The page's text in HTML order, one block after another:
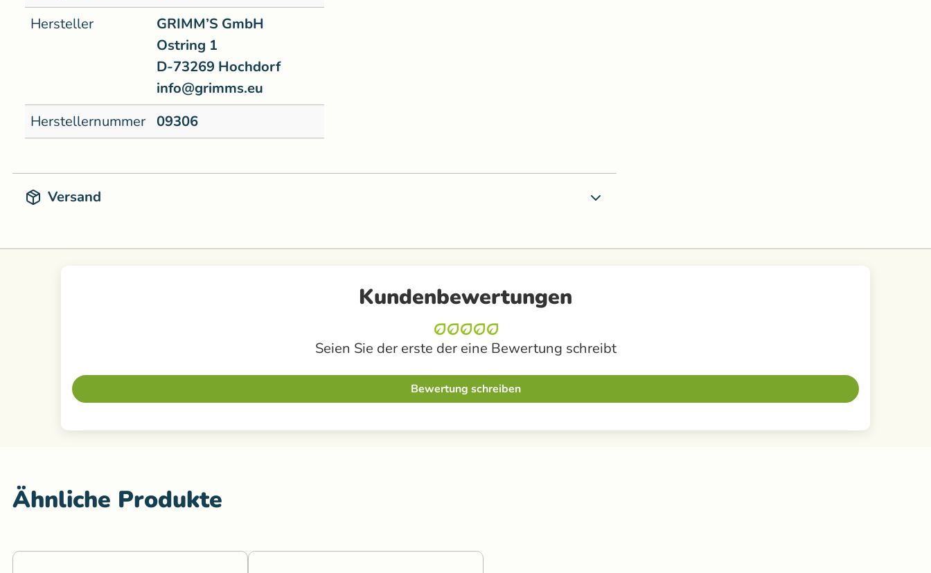
Hersteller
GRIMM’S GmbH
Ostring 1
D-73269 Hochdorf
info@grimms.eu
Herstellernummer 09306
Versand
Kundenbewertungen
Seien Sie der erste der eine Bewertung schreibt
Bewertung schreiben
Ähnliche Produkte